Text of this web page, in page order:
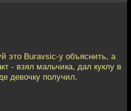
это Buravsic-у объяснить, а
- взял мальчика, дал куклу в
девочку получил.